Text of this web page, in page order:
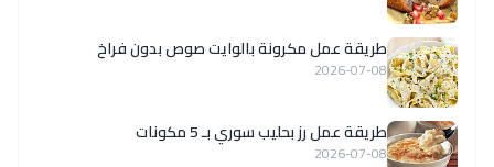
طريقة عمل مكرونة بالوايت صوص بدون فراخ
2026-07-08
طريقة عمل رز بحليب سوري بـ 5 مكونات
2026-07-08